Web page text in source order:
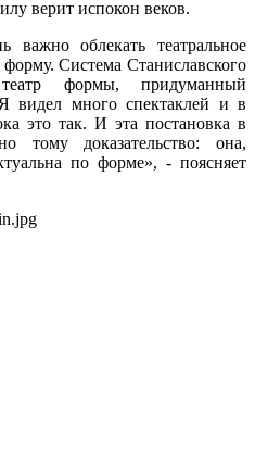
верит испокон веков.
облекать театральное
Система Станиславского
формы, придуманный
видел много спектаклей и в
это так. И эта постановка в
доказательство: она,
по форме», - поясняет